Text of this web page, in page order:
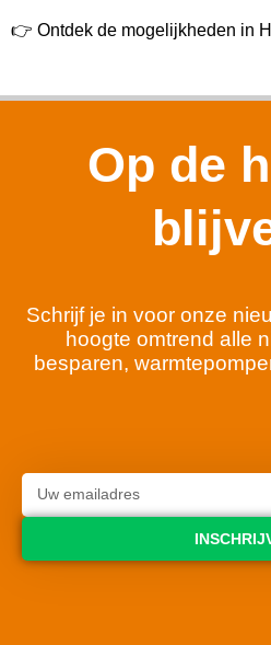
👉 Ontdek de mogelijkheden in
Op de
Schrijf je in voor onze
hoogte omtrend alle
besparen,